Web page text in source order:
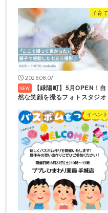
子育て
2026.08.07
【緑陽町】5月OPEN！自
然な笑顔を撮るフォトスタジオ
イベント